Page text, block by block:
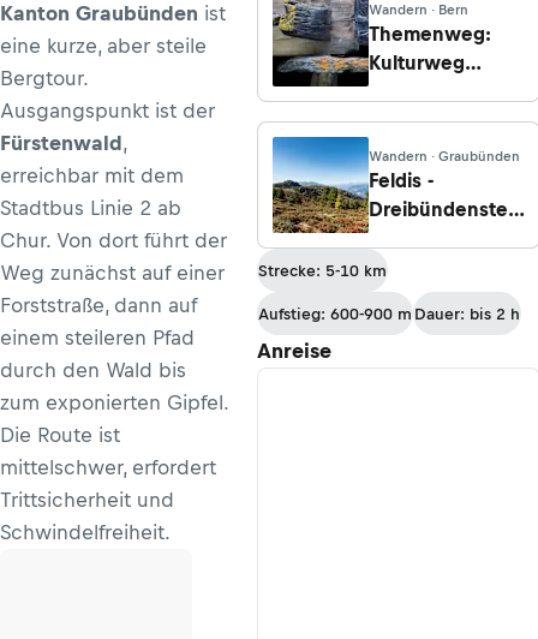
Kanton Graubünden ist
eine kurze, aber steile
Bergtour.
Ausgangspunkt ist der
Fürstenwald,
erreichbar mit dem
Stadtbus Linie 2 ab
Chur. Von dort führt der
Weg zunächst auf einer
Forststraße, dann auf
einem steileren Pfad
durch den Wald bis
zum exponierten Gipfel.
Die Route ist
mittelschwer, erfordert
Trittsicherheit und
Schwindelfreiheit.
Wandern · Bern
Themenweg:
Kulturweg
Wandern · Graubünden
Feldis -
Dreibündenstein
Rundwanderung
Strecke: 5-10 km
Aufstieg: 600-900 m Dauer: bis 2 h
Anreise